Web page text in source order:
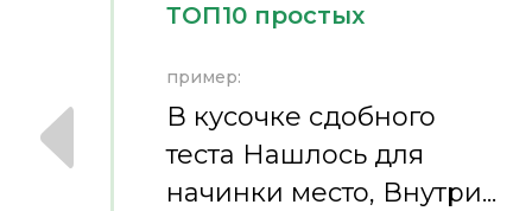
ТОП10 простых
пример:
В кусочке сдобного
теста Нашлось для
начинки место, Внутри...